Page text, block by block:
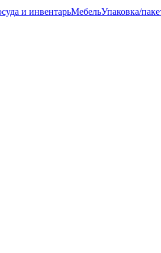
и инвентарьМебельУпаковка/